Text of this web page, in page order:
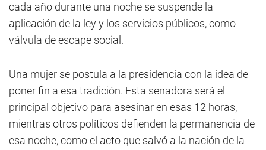
cada año durante una noche se suspende la
aplicación de la ley y los servicios públicos, como
válvula de escape social.
Una mujer se postula a la presidencia con la idea de
poner fin a esa tradición. Esta senadora será el
principal objetivo para asesinar en esas 12 horas,
mientras otros políticos defienden la permanencia de
esa noche, como el acto que salvó a la nación de la